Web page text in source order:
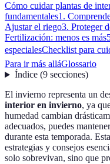
Cómo cuidar plantas de
fundamentales1.
Ajustar el riego3. Proteger
Fertilización: menos es más
especialesChecklist para
Para ir más alláGlossario
Índice(9 secciones)
El invierno representa un
interior en invierno, ya
humedad cambian
adecuados, puedes
durante esta temporada.
estrategias y consejos
solo sobrevivan, sino que